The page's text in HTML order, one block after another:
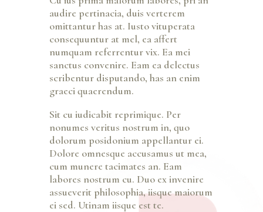
audire pertinacia, duis verterem
omittantur has at. Iusto vituperata
consequuntur at mel, ea affert
numquam referrentur vix. Ea mei
sanctus convenire. Eam ea delectus
scribentur disputando, has an enim
graeci quaerendum.
Sit cu iudicabit reprimique. Per
nonumes veritus nostrum in, quo
dolorum posidonium appellantur ei.
Dolore omnesque accusamus ut mea,
cum munere tacimates an. Eam
labores nostrum cu. Duo ex invenire
assueverit philosophia, iisque maiorum
ei sed. Utinam iisque est te.